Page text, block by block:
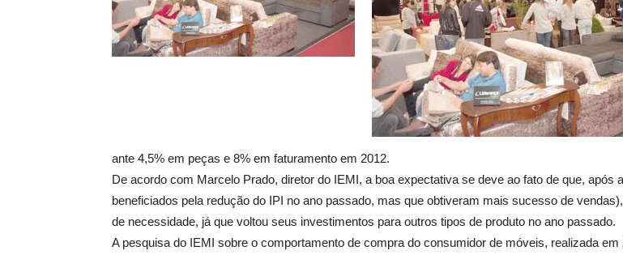
ante 4,5% em peças e 8% em faturamento em 2012.
De acordo com Marcelo Prado, diretor do IEMI, a boa expectativa se deve ao fato de que,
beneficiados pela redução do IPI no ano passado, mas que obtiveram mais sucesso de
de necessidade, já que voltou seus investimentos para outros tipos de produto no ano passado.
A pesquisa do IEMI sobre o comportamento de compra do consumidor de móveis, realizada